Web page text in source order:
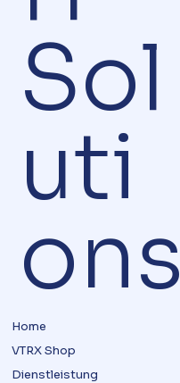
Sol
uti
ons
Home
VTRX Shop
Dienstleistung